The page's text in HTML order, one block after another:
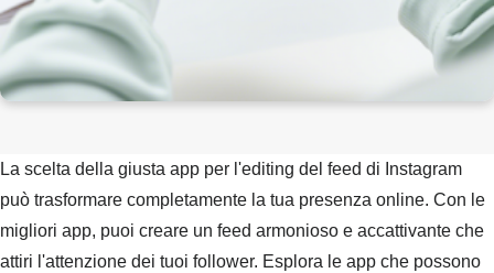
La scelta della giusta app per l'editing del feed di Instagram
può trasformare completamente la tua presenza online. Con le
migliori app, puoi creare un feed armonioso e accattivante che
attiri l'attenzione dei tuoi follower. Esplora le app che possono